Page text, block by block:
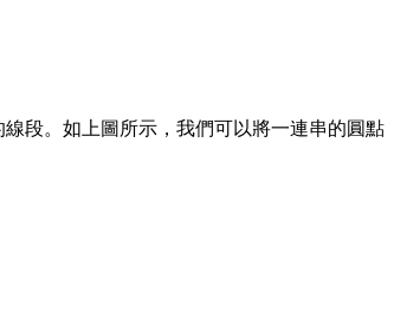
段。如上圖所示，我們可以將一連串的圓點